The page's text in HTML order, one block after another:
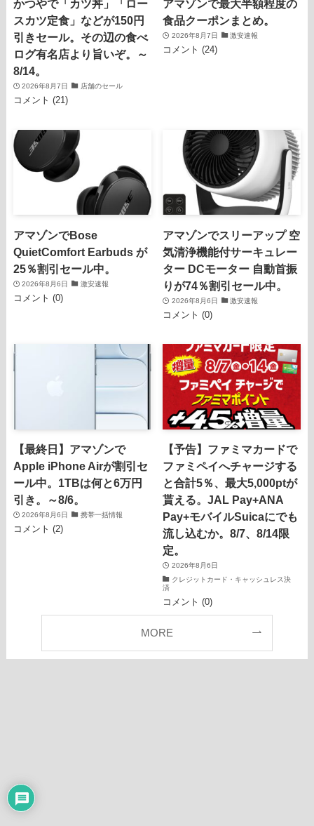
かつやで「カツ丼」「ロー
スカツ定食」などが150円
引きセール。その辺の食べ
ログ有名店より旨いぞ。～
8/14。
2026年8月7日 店舗のセール
コメント (21)
アマゾンで最大半額程度の
食品クーポンまとめ。
2026年8月7日 激安速報
コメント (24)
アマゾンでBose
QuietComfort Earbuds が
25％割引セール中。
2026年8月6日 激安速報
コメント (0)
アマゾンでスリーアップ 空
気清浄機能付サーキュレー
ター DCモーター 自動首振
りが74％割引セール中。
2026年8月6日 激安速報
コメント (0)
【最終日】アマゾンで
Apple iPhone Airが割引セ
ール中。1TBは何と6万円
引き。～8/6。
2026年8月6日 携帯一括情報
コメント (2)
【予告】ファミマカードで
ファミペイへチャージする
と合計5％、最大5,000ptが
貰える。JAL Pay+ANA
Pay+モバイルSuicaにでも
流し込むか。8/7、8/14限
定。
2026年8月6日
クレジットカード・キャッシュレス決
済
コメント (0)
MORE